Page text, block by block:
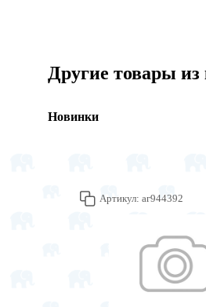
Другие товары из
Новинки
Артикул: аг944392